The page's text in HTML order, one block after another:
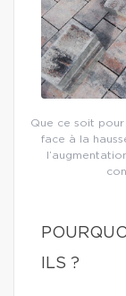
Que ce soit
face à la
ILS ?